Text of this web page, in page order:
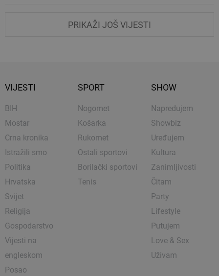
PRIKAŽI JOŠ VIJESTI
VIJESTI
BIH
Mostar
Crna kronika
Istražili smo
Politika
Hrvatska
Svijet
Religija
Gospodarstvo
Vijesti na
engleskom
Posao
SPORT
Nogomet
Košarka
Rukomet
Ostali sportovi
Borilački sportovi
Tenis
SHOW
Napredujem
Showbiz
Uređujem
Kultura
Zanimljivosti
Čitam
Party
Lifestyle
Putujem
Love & Sex
Uživam